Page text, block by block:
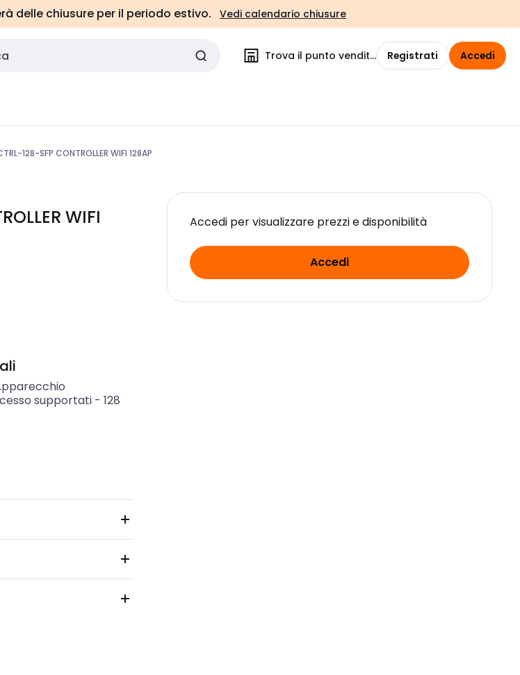
delle chiusure per il periodo estivo. Vedi calendario chiusure
Trova il punto vendita Registrati Accedi
128-SFP CONTROLLER WIFI 128AP
WIFI
Accedi per visualizzare prezzi e disponibilità
Accedi
supportati- 128